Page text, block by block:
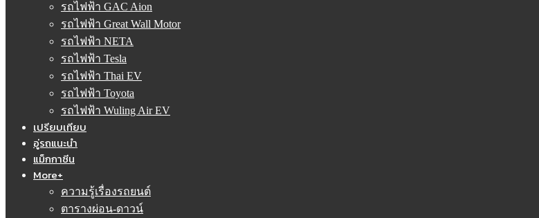
รถไฟฟ้า GAC Aion
รถไฟฟ้า Great Wall Motor
รถไฟฟ้า NETA
รถไฟฟ้า Tesla
รถไฟฟ้า Thai EV
รถไฟฟ้า Toyota
รถไฟฟ้า Wuling Air EV
เปรียบเทียบ
อู่รถแนะนำ
แม็กกาซีน
More+
ความรู้เรื่องรถยนต์
ตารางผ่อน-ดาวน์